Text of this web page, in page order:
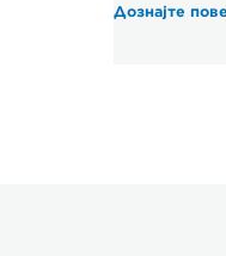
Дознајте